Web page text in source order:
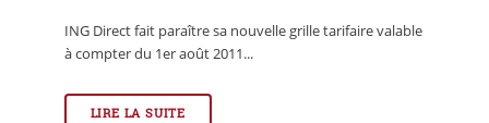
ING Direct fait paraître sa nouvelle grille tarifaire valable
à compter du 1er août 2011...
LIRE LA SUITE